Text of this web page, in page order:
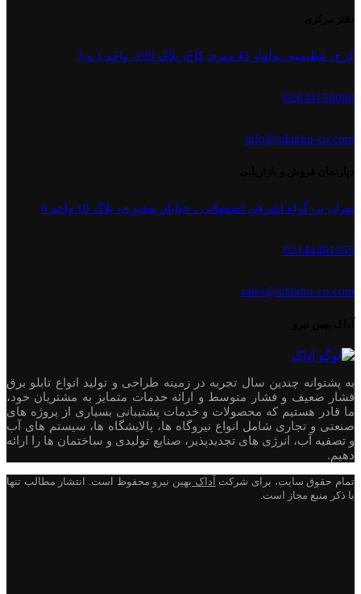
کرج، عظیمیه. بولوار 45 متری کاج، پلاک 199، واحد 1 و 3
02634156000
info@adakbn-co.com
تهران بزرگراه اشرفی اصفهانی ، خیابان مخبری، پلاک 10 واحد 6
02144491255
sales@adakbn-co.com
به پشتوانه چندین سال تجربه در زمینه طراحی و تولید انواع تابلو برق
فشار ضعیف و فشار متوسط و ارائه خدمات متمایز به مشتریان خود،
ما قادر هستیم که محصولات و خدمات پشتیبانی بسیاری از پروژه های
صنعتی و تجاری شامل انواع نیروگاه ها، پالایشگاه ها، سیستم های آب
و تصفیه آب، انرژی های تجدیدپذیر، صنایع تولیدی و ساختمان ها را ارائه
دهیم.
تمام حقوق سایت، برای شرکت آداک بهین نیرو محفوظ است. انتشار مطالب تنها
با ذکر منبع مجاز است.